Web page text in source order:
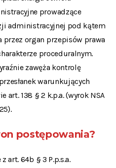
prowadzące
administracyjnej pod kątem
przez organ przepisów prawa
proceduralnym.
zawęża kontrolę
warunkujących
art. 138 § 2 k.p.a. (wyrok NSA
postępowania?
art. 64b § 3 P.p.s.a.